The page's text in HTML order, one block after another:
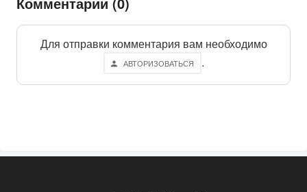
Для отправки комментария вам необходимо
АВТОРИЗОВАТЬСЯ .